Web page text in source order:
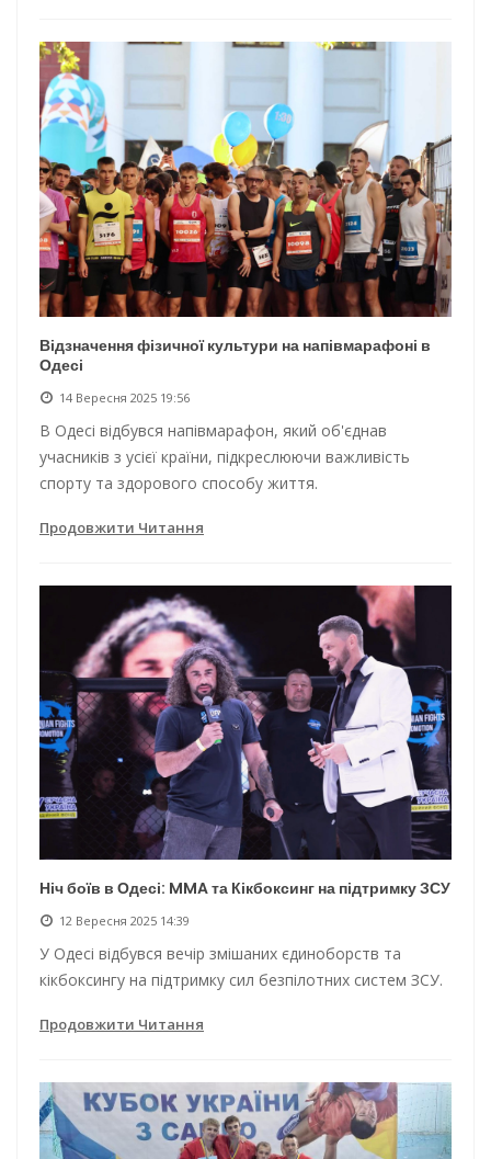
Відзначення фізичної культури на напівмарафоні в
Одесі
14 Вересня 2025 19:56
В Одесі відбувся напівмарафон, який об'єднав
учасників з усієї країни, підкреслюючи важливість
спорту та здорового способу життя.
Продовжити Читання
Ніч боїв в Одесі: MMA та Кікбоксинг на підтримку ЗСУ
12 Вересня 2025 14:39
У Одесі відбувся вечір змішаних єдиноборств та
кікбоксингу на підтримку сил безпілотних систем ЗСУ.
Продовжити Читання